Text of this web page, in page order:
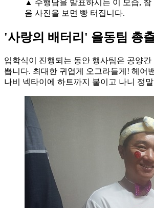
▲ 수행담을 발표하시는 이 모습, 참
음 사진을 보면 빵 터집니다.
'사랑의 배터리' 율동팀 총
입학식이 진행되는 동안 행사팀은 공양
쁩니다. 최대한 귀엽게 오그라들게! 헤어
나비 넥타이에 하트까지 붙이고 나니 정